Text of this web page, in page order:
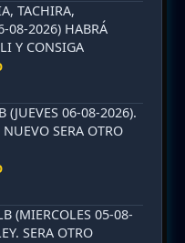
TACHIRA,
08-2026) HABRÁ
Y CONSIGA
(JUEVES 06-08-2026).
SERA OTRO
(MIERCOLES 05-08-
SERA OTRO